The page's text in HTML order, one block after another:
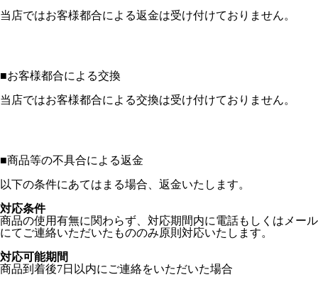
当店ではお客様都合による返金は受け付けておりません。
■お客様都合による交換
当店ではお客様都合による交換は受け付けておりません。
■商品等の不具合による返金
以下の条件にあてはまる場合、返金いたします。
対応条件
商品の使用有無に関わらず、対応期間内に電話もしくはメール
にてご連絡いただいたもののみ原則対応いたします。
対応可能期間
商品到着後7日以内にご連絡をいただいた場合